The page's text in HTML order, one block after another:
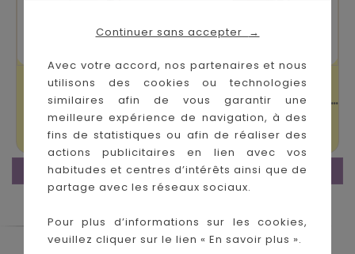
Continuer sans accepter →
Avec votre accord, nos partenaires et nous
utilisons des cookies ou technologies
similaires afin de vous garantir une
meilleure expérience de navigation, à des
fins de statistiques ou afin de réaliser des
actions publicitaires en lien avec vos
habitudes et centres d’intérêts ainsi que de
partage avec les réseaux sociaux.
Pour plus d’informations sur les cookies,
veuillez cliquer sur le lien « En savoir plus ».
Poussette Melio
Carbon Almond
Beige
Prix
499,95 €
Pousette Melio
Carbon Chocolate
Brown
Prix
499,95 €
FIN DE PAGE.